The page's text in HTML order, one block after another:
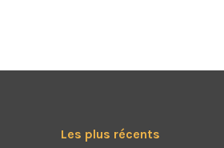
Les plus récents